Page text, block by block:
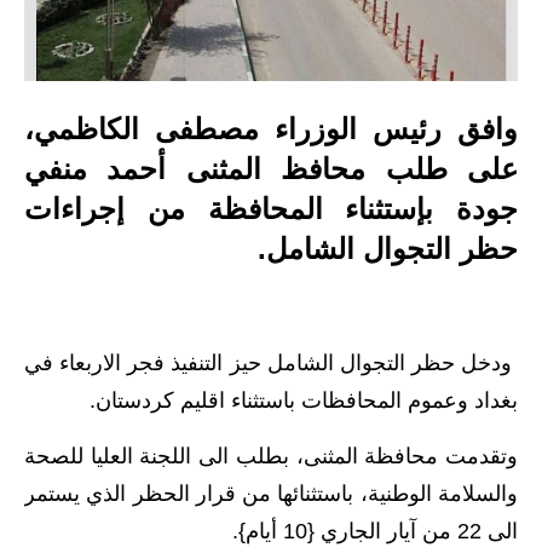
اخبار العراق
الاخبار السياسية
الاخبار الامنية
الاخبار الاقتصادية
اخبار وقرارات وزارة التربية
نتائج الامتحانات
المرحلة الابتدائية
المرحلة المتوسطة
وافق رئيس الوزراء مصطفى الكاظمي،
على طلب محافظ المثنى أحمد منفي
جودة بإستثناء المحافظة من إجراءات
حظر التجوال الشامل.
ودخل حظر التجوال الشامل حيز التنفيذ فجر الاربعاء في
بغداد وعموم المحافظات باستثناء اقليم كردستان.
وتقدمت محافظة المثنى، بطلب الى اللجنة العليا للصحة
والسلامة الوطنية، باستثنائها من قرار الحظر الذي يستمر
الى 22 من آيار الجاري {10 أيام}.